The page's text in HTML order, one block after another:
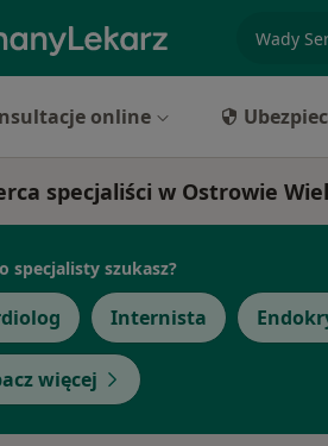
online
specjaliści w Ostrowie
specjalisty szukasz?
Internista
więcej